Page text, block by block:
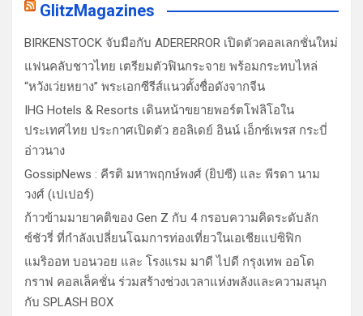
GlitzMagazines
BIRKENSTOCK จับมือกับ ADERERROR เปิดตัวคอลเลกชั่นใหม่
แฟนคลับชาวไทย เตรียมตัวฟินกระจาย พร้อมกระทบไหล่
“หวังเว่ยหยาง” พระเอกซีรีส์แนวตั้งชื่อดังจากจีน
IHG Hotels & Resorts เดินหน้าขยายพอร์ตโฟลิโอใน
ประเทศไทย ประกาศเปิดตัว ฮอลิเดย์ อินน์ เอ็กซ์เพรส กระบี่
อ่าวนาง
GossipNews : คีรติ มหาพฤกษ์พงศ์ (ยิปซี) และ พีรดา นาม
วงศ์ (เปเปอร์)
ก้าวข้ามมายาคติของ Gen Z กับ 4 กรอบความคิดระดับลัก
ซ์ชัวรี่ ที่กำลังเปลี่ยนโฉมการท่องเที่ยวในเอเชียแปซิฟิก
แมริออท บอนวอย และ โรงแรม มาดี ไปดี กรุงเทพ ออโต
กราฟ คอลเล็คชั่น ร่วมสร้างช่วงเวลาแห่งพลังและความสนุก
กับ SPLASH BOX